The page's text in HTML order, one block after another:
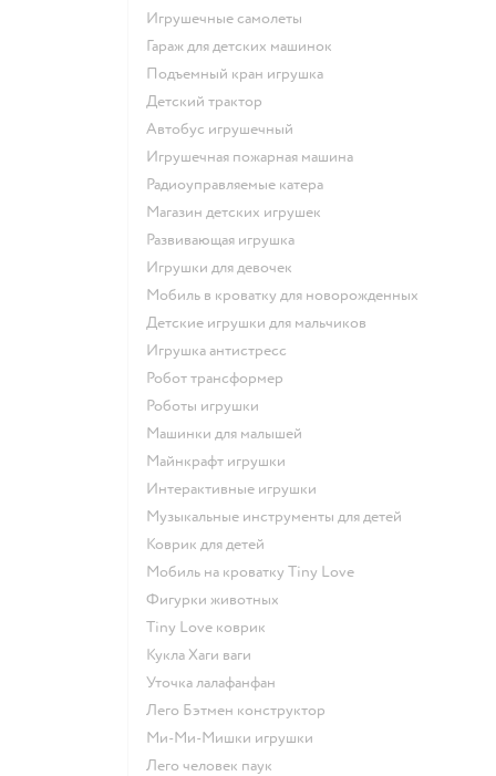
Игрушечные самолеты
Гараж для детских машинок
Подъемный кран игрушка
Детский трактор
Автобус игрушечный
Игрушечная пожарная машина
Радиоуправляемые катера
Магазин детских игрушек
Развивающая игрушка
Игрушки для девочек
Мобиль в кроватку для новорожденных
Детские игрушки для мальчиков
Игрушка антистресс
Робот трансформер
Роботы игрушки
Машинки для малышей
Майнкрафт игрушки
Интерактивные игрушки
Музыкальные инструменты для детей
Коврик для детей
Мобиль на кроватку Tiny Love
Фигурки животных
Tiny Love коврик
Кукла Хаги ваги
Уточка лалафанфан
Лего Бэтмен конструктор
Ми-Ми-Мишки игрушки
Лего человек паук